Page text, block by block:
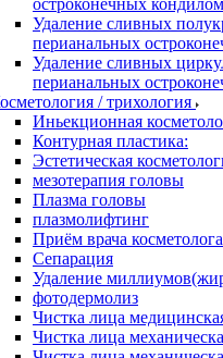
остроконечных кондилом
Удаление сливных
перианальных
Удаление сливных
перианальных
/ трихология
Иньекционная
Контурная пластика:
Эстетическая
мезотерапия головы
Плазма головы
плазмолифтинг
Приём врача косметолога
Сепарация
Удаление
фотодермолиз
Чистка лица
Чистка лица